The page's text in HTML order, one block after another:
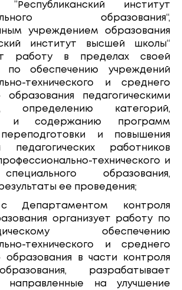
”Республиканский институт
образования“,
учреждением образования
институт высшей школы“
работу в пределах своей
по обеспечению учреждений
технического и среднего
образования педагогическими
определению категорий,
и содержанию программ
переподготовки и повышения
педагогических работников
технического и
образования,
ее проведения;
Департаментом контроля
организует работу по
обеспечению
технического и среднего
образования в части контроля
разрабатывает
направленные на улучшение